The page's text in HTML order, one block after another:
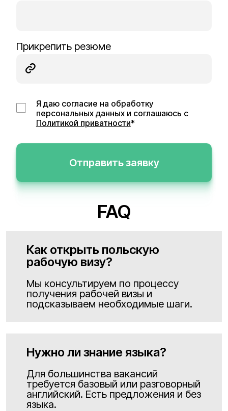
Прикрепить резюме
Я даю согласие на обработку
персональных данных и соглашаюсь с
Политикой приватности*
Отправить заявку
FAQ
Как открыть польскую
рабочую визу?
Мы консультируем по процессу
получения рабочей визы и
подсказываем необходимые шаги.
Нужно ли знание языка?
Для большинства вакансий
требуется базовый или разговорный
английский. Есть предложения и без
языка.